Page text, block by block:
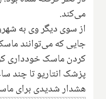
می‌کند.
از سوی دیگر وی به
جایی که می‌توانند
کردن ماسک خودداری
پزشک انتاریو تا چند
هشدار شدیدی برای